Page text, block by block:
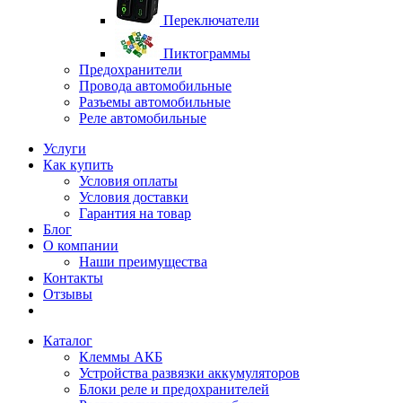
Переключатели
Пиктограммы
Предохранители
Провода автомобильные
Разъемы автомобильные
Реле автомобильные
Услуги
Как купить
Условия оплаты
Условия доставки
Гарантия на товар
Блог
О компании
Наши преимущества
Контакты
Отзывы
Каталог
Клеммы АКБ
Устройства развязки аккумуляторов
Блоки реле и предохранителей